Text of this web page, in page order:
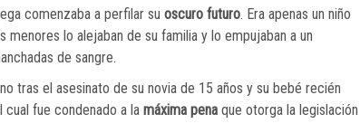
comenzaba a perfilar su oscuro futuro. Era apenas un niño
lo alejaban de su familia y lo empujaban a un
de sangre.
tras el asesinato de su novia de 15 años y su bebé recién
fue condenado a la máxima pena que otorga la legislación